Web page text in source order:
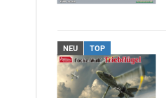
NEU TOP